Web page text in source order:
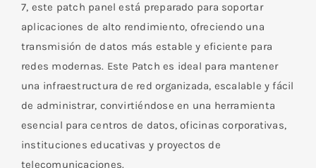
7, este patch panel está preparado para soportar
aplicaciones de alto rendimiento, ofreciendo una
transmisión de datos más estable y eficiente para
redes modernas. Este Patch es ideal para mantener
una infraestructura de red organizada, escalable y fácil
de administrar, convirtiéndose en una herramienta
esencial para centros de datos, oficinas corporativas,
instituciones educativas y proyectos de
telecomunicaciones.